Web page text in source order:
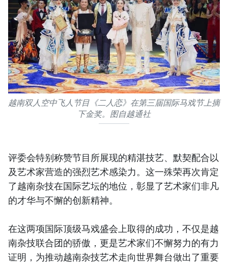
越南双人空中飞人节目《二人恋》在第三届国际马戏节上摘
下金奖。图自越通社
评委会特别称赞节目所展现的精湛技艺、默契配合以
及艺术家营造的强烈艺术感染力。这一殊荣再次肯定
了越南杂技在国际艺坛的地位，彰显了艺术家们非凡
的才华与不懈的创新精神。
在这两项国际顶级马戏盛会上取得的成功，不仅是越
南杂技联合团的骄傲，更是艺术家们不懈努力的有力
证明，为推动越南杂技艺术走向世界舞台做出了重要